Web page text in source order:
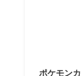
ポケモン